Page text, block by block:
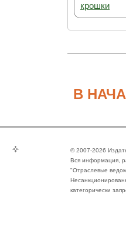
крошки
В
© 2007-2026
Вся информация,
"Отраслевые
категорически